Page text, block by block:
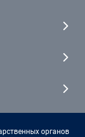
органов